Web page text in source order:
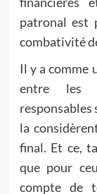
patronal est
combativité
Il y a comme
entre les
responsables
la
final. Et ce,
que pour
compte de